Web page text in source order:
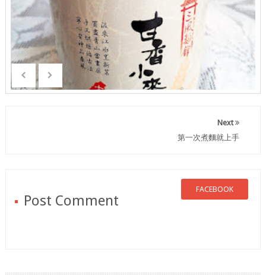
Next
第一次煮麵就上手
Post Comment
FACEBOOK